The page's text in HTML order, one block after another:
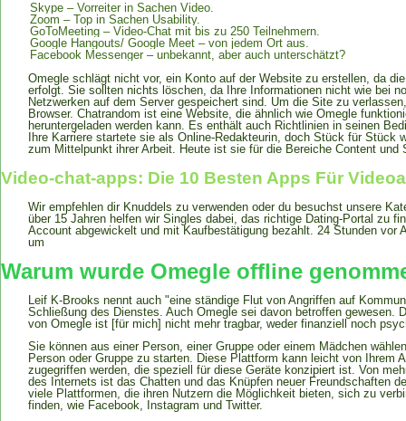
Skype – Vorreiter in Sachen Video.
Zoom – Top in Sachen Usability.
GoToMeeting – Video-Chat mit bis zu 250 Teilnehmern.
Google Hangouts/ Google Meet – von jedem Ort aus.
Facebook Messenger – unbekannt, aber auch unterschätzt?
Omegle schlägt nicht vor, ein Konto auf der Website zu erstellen, da
erfolgt. Sie sollten nichts löschen, da Ihre Informationen nicht wie bei
Netzwerken auf dem Server gespeichert sind. Um die Site zu
Browser. Chatrandom ist eine Website, die ähnlich wie Omegle
heruntergeladen werden kann. Es enthält auch Richtlinien in seinen
Ihre Karriere startete sie als Online-Redakteurin, doch Stück für Stück
zum Mittelpunkt ihrer Arbeit. Heute ist sie für die Bereiche Content
Video-chat-apps: Die 10 Besten Apps Für
Wir empfehlen dir Knuddels zu verwenden oder du besuchst unsere
über 15 Jahren helfen wir Singles dabei, das richtige Dating-Portal zu
Account abgewickelt und mit Kaufbestätigung bezahlt. 24 Stunden vor
um
Warum wurde Omegle offline
Leif K-Brooks nennt auch "eine ständige Flut von Angriffen auf
Schließung des Dienstes. Auch Omegle sei davon betroffen gewesen.
von Omegle ist [für mich] nicht mehr tragbar, weder finanziell noch
Sie können aus einer Person, einer Gruppe oder einem Mädchen
Person oder Gruppe zu starten. Diese Plattform kann leicht von Ihrem
zugegriffen werden, die speziell für diese Geräte konzipiert ist. Von
des Internets ist das Chatten und das Knüpfen neuer Freundschaften
viele Plattformen, die ihren Nutzern die Möglichkeit bieten, sich zu
finden, wie Facebook, Instagram und Twitter.